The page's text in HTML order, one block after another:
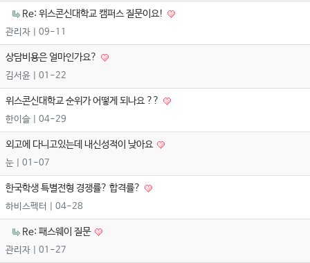
Re: 위스콘신대학교 캠퍼스 질문이요!
관리자 | 09-11
상담비용은 얼마인가요?
김서윤 | 01-22
위스콘신대학교 순위가 어떻게 되나요 ??
한이슬 | 04-29
외고에 다니고있는데 내신성적이 낮아요
눈 | 01-07
한국학생 특별전형 경쟁률? 합격률?
하비스펙터 | 04-28
Re: 패스웨이 질문
관리자 | 01-27